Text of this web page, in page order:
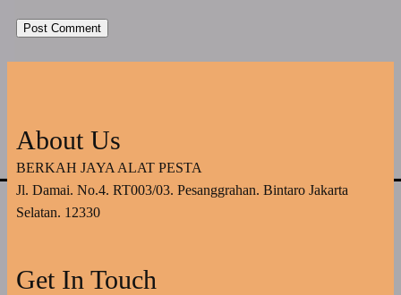
About Us
BERKAH JAYA ALAT PESTA
Jl. Damai. No.4. RT003/03. Pesanggrahan. Bintaro Jakarta
Selatan. 12330
Get In Touch